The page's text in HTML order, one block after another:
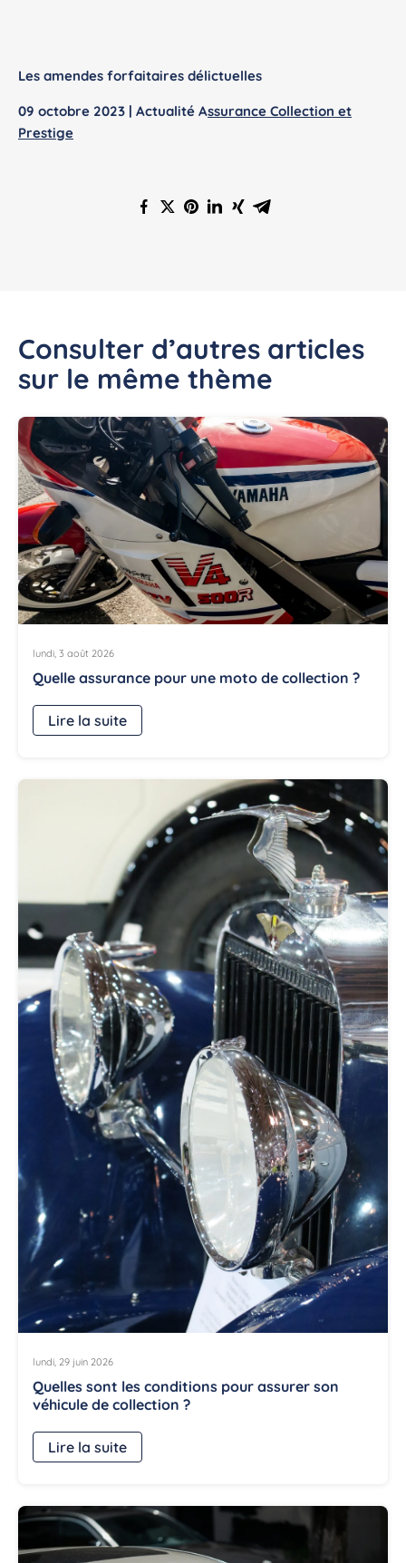
Les amendes forfaitaires délictuelles
09 octobre 2023 | Actualité Assurance Collection et
Prestige
Consulter d’autres articles
sur le même thème
lundi, 3 août 2026
Quelle assurance pour une moto de collection ?
Lire la suite
lundi, 29 juin 2026
Quelles sont les conditions pour assurer son
véhicule de collection ?
Lire la suite